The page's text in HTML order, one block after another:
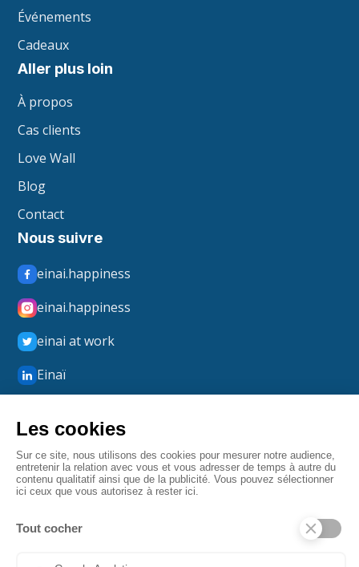
Événements
Cadeaux
Aller plus loin
À propos
Cas clients
Love Wall
Blog
Contact
Nous suivre
einai.happiness
einai.happiness
einai at work
Einaï
Mentions légales
Confidentialité